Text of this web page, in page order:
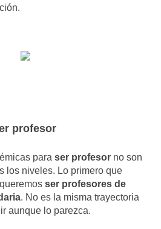
profesor
para ser profesor no son
los niveles. Lo primero que
ser profesores de
. No es la misma trayectoria
aunque lo parezca.